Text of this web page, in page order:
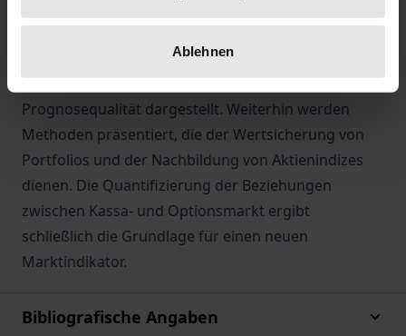
Ablehnen
werden hier theoretisch vertieft, und anhand von
Anwendungsbeispielen wird zudem ihre
Prognosequalität dargestellt. Weiterhin werden
Methoden präsentiert, die der Wertsicherung von
Portfolios und der Nachbildung von Aktienindizes
dienen. Die Quantifizierung der Beziehungen
zwischen Kassa- und Optionsmarkt ergibt
schließlich die Grundlage für einen neuen
Marktindikator.
Bibliografische Angaben